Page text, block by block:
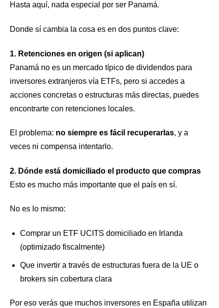
Hasta aquí, nada especial por ser Panamá.
Donde sí cambia la cosa es en dos puntos clave:
1. Retenciones en origen (si aplican)
Panamá no es un mercado típico de dividendos para
inversores extranjeros vía ETFs, pero si accedes a
acciones concretas o estructuras más directas, puedes
encontrarte con retenciones locales.
El problema: no siempre es fácil recuperarlas, y a
veces ni compensa intentarlo.
2. Dónde está domiciliado el producto que compras
Esto es mucho más importante que el país en sí.
No es lo mismo:
Comprar un ETF UCITS domiciliado en Irlanda
(optimizado fiscalmente)
Que invertir a través de estructuras fuera de la UE o
brokers sin cobertura clara
Por eso verás que muchos inversores en España utilizan